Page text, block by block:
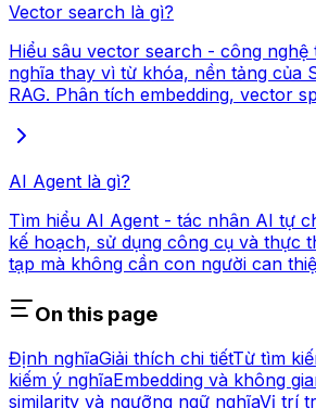
Vector search là gì?
Hiểu sâu vector search - công nghệ
nghĩa thay vì từ khóa, nền tảng của
RAG. Phân tích embedding, vector
AI Agent là gì?
Tìm hiểu AI Agent - tác nhân AI tự
kế hoạch, sử dụng công cụ và thực
tạp mà không cần con người can
On this page
Định nghĩaGiải thích chi tiếtTừ tìm
kiếm ý nghĩaEmbedding và không
similarity và ngưỡng ngữ nghĩaVị trí